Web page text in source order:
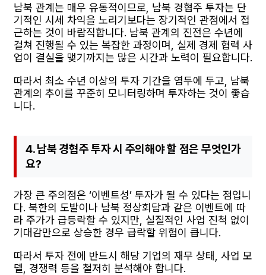
남북 관계는 매우 유동적이므로, 남북 경협주 투자는 단
기적인 시세 차익을 노리기보다는 장기적인 관점에서 접
근하는 것이 바람직합니다. 남북 관계의 진전은 수년에
걸쳐 진행될 수 있는 복잡한 과정이며, 실제 경제 협력 사
업이 결실을 맺기까지는 많은 시간과 노력이 필요합니다.
따라서 최소 수년 이상의 투자 기간을 염두에 두고, 남북
관계의 추이를 꾸준히 모니터링하며 투자하는 것이 좋습
니다.
4. 남북 경협주 투자 시 주의해야 할 점은 무엇인가
요?
가장 큰 주의점은 ‘이벤트성’ 투자가 될 수 있다는 점입니
다. 북한의 도발이나 남북 정상회담과 같은 이벤트에 따
라 주가가 급등락할 수 있지만, 실질적인 사업 진척 없이
기대감만으로 상승한 경우 급락할 위험이 큽니다.
따라서 투자 전에 반드시 해당 기업의 재무 상태, 사업 모
델, 경쟁력 등을 철저히 분석해야 합니다.